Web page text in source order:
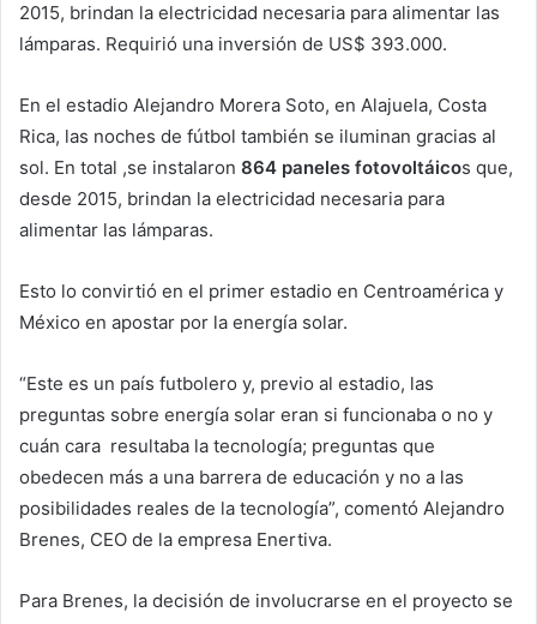
2015, brindan la electricidad necesaria para alimentar las
lámparas. Requirió una inversión de US$ 393.000.
En el estadio Alejandro Morera Soto, en Alajuela, Costa
Rica, las noches de fútbol también se iluminan gracias al
sol. En total ,se instalaron 864 paneles fotovoltáicos que,
desde 2015, brindan la electricidad necesaria para
alimentar las lámparas.
Esto lo convirtió en el primer estadio en Centroamérica y
México en apostar por la energía solar.
“Este es un país futbolero y, previo al estadio, las
preguntas sobre energía solar eran si funcionaba o no y
cuán cara resultaba la tecnología; preguntas que
obedecen más a una barrera de educación y no a las
posibilidades reales de la tecnología”, comentó Alejandro
Brenes, CEO de la empresa Enertiva.
Para Brenes, la decisión de involucrarse en el proyecto se